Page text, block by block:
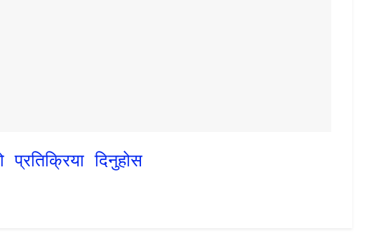
प्रतिक्रिया दिनुहोस